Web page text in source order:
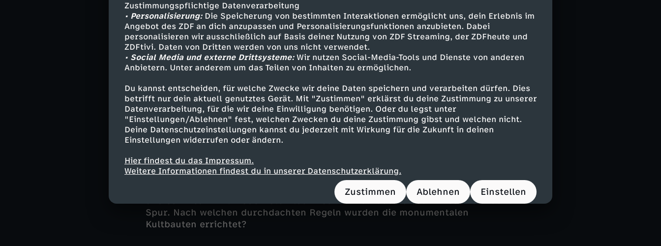
Zustimmungspflichtige Datenverarbeitung
• Personalisierung:Die Speicherung von bestimmten Interaktionen ermöglicht uns, dein Erlebnis im
Angebot des ZDF an dich anzupassen und Personalisierungsfunktionen anzubieten. Dabei
personalisieren wir ausschließlich auf Basis deiner Nutzung von ZDF Streaming, der ZDFheute und
ZDFtivi. Daten von Dritten werden von uns nicht verwendet.
• Social Media und externe Drittsysteme:Wir nutzen Social-Media-Tools und Dienste von anderen
Anbietern. Unter anderem um das Teilen von Inhalten zu ermöglichen.
Du kannst entscheiden, für welche Zwecke wir deine Daten speichern und verarbeiten dürfen. Dies
betrifft nur dein aktuell genutztes Gerät. Mit "Zustimmen" erklärst du deine Zustimmung zu unserer
Datenverarbeitung, für die wir deine Einwilligung benötigen. Oder du legst unter
"Einstellungen/Ablehnen" fest, welchen Zwecken du deine Zustimmung gibst und welchen nicht.
Deine Datenschutzeinstellungen kannst du jederzeit mit Wirkung für die Zukunft in deinen
Einstellungen widerrufen oder ändern.
Hier findest du das Impressum.
Weitere Informationen findest du in unserer Datenschutzerklärung.
Zustimmen Ablehnen Einstellen
aufzuhängen. Und nicht genug Erde, um ihn zu begraben.“ Etwas makaber,
aber durchaus treffend. Und doch wird die Region von einem ausgedehnten
Flusssystem durchzogen: im Untergrund. Bis heute tauchen Forschende durch
die kilometerlangen Wasserläufe, um sie zu erkunden und zu dokumentieren.
Die unterirdischen Flüsse sind für das Ökosystem des Burren-Nationalparks
sehr wichtig: Sie lassen oben, zwischen den kargen Felsen, eine
direkter Nachbarschaft, die sonst nur in verschiedenen Klimazonen
vorkommen.
Auch die Menschen haben ihre Spuren im Burren hinterlassen. Zahlreiche
dass Irland schon vor langer Zeit Siedler angezogen hat. Sie offenbaren auch,
was die Menschen vor mehr als 5.000 Jahren von Himmelserscheinungen
wussten. Am Hügelgrab von Newgrange sind der ArchäologeAnthony Corns
und sein Team mit modernsten technischen Methoden diesem Wissen auf der
Spur. Nach welchen durchdachten Regeln wurden die monumentalen
Kultbauten errichtet?